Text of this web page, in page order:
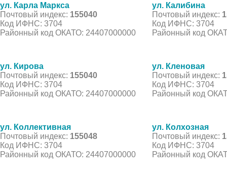
ул. Карла Маркса
Почтовый индекс: 155040
Код ИФНС: 3704
Районный код ОКАТО: 24407000000
ул. Калибина
Почтовый индекс:
Код ИФНС: 3704
Районный код
ул. Кирова
Почтовый индекс: 155040
Код ИФНС: 3704
Районный код ОКАТО: 24407000000
ул. Кленовая
Почтовый индекс:
Код ИФНС: 3704
Районный код
ул. Коллективная
Почтовый индекс: 155048
Код ИФНС: 3704
Районный код ОКАТО: 24407000000
ул. Колхозная
Почтовый индекс:
Код ИФНС: 3704
Районный код